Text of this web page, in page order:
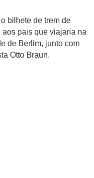
bilhete de trem de
pais que viajaria na
de Berlim, junto com
Otto Braun.